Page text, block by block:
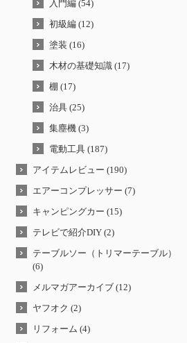
入門編 (54)
初級編 (12)
塗装 (16)
木材の基礎知識 (17)
棚 (17)
治具 (25)
集塵機 (3)
電動工具 (187)
アイテムレビュー (190)
エアーコンプレッサー (7)
キャンピングカー (15)
テレビで紹介DIY (2)
テーブルソー（トリマーテーブル）
(6)
メルマガアーカイブ (12)
ヤフオク (2)
リフォーム (4)